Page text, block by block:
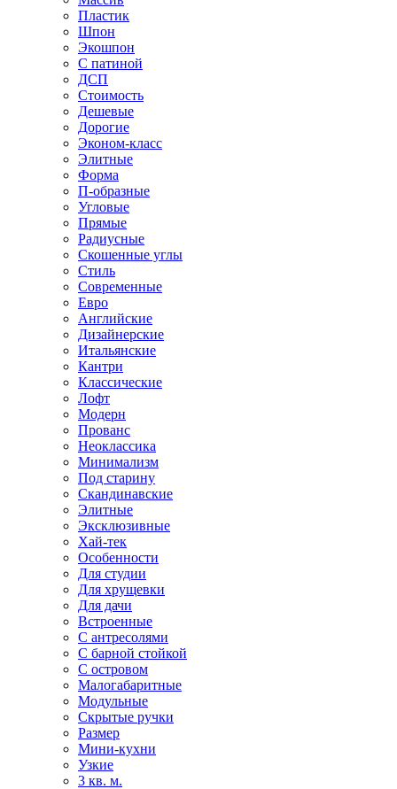
Пластик
Шпон
Экошпон
С патиной
ДСП
Стоимость
Дешевые
Дорогие
Эконом-класс
Элитные
Форма
П-образные
Угловые
Прямые
Радиусные
Скошенные углы
Стиль
Современные
Евро
Английские
Дизайнерские
Итальянские
Кантри
Классические
Лофт
Модерн
Прованс
Неоклассика
Минимализм
Под старину
Скандинавские
Элитные
Эксклюзивные
Хай-тек
Особенности
Для студии
Для хрущевки
Для дачи
Встроенные
С антресолями
С барной стойкой
С островом
Малогабаритные
Модульные
Скрытые ручки
Размер
Мини-кухни
Узкие
3 кв. м.